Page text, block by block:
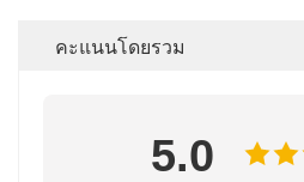
คะแนนโดยรวม
5.0